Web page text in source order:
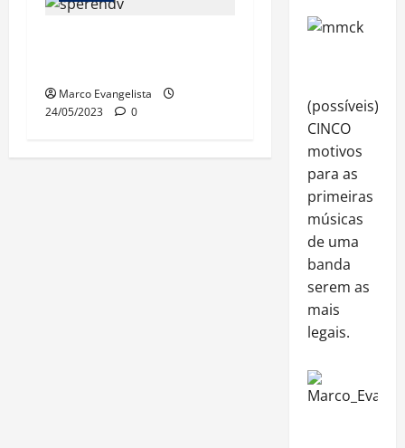
Marco Evangelista
24/05/2023
0
(possíveis)
CINCO
motivos
para as
primeiras
músicas
de uma
banda
serem as
mais
legais.